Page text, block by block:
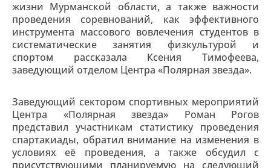
жизни Мурманской области, а также важности
проведения соревнований, как эффективного
инструмента массового вовлечения студентов в
систематические занятия физкультурой и
спортом рассказала Ксения Тимофеева,
заведующий отделом Центра «Полярная звезда».
Заведующий сектором спортивных мероприятий
Центра «Полярная звезда» Роман Рогов
представил участникам статистику проведения
спартакиады, обратил внимание на изменения в
условиях её проведения, а также обсудил с
присутствующими планируемую на следующий